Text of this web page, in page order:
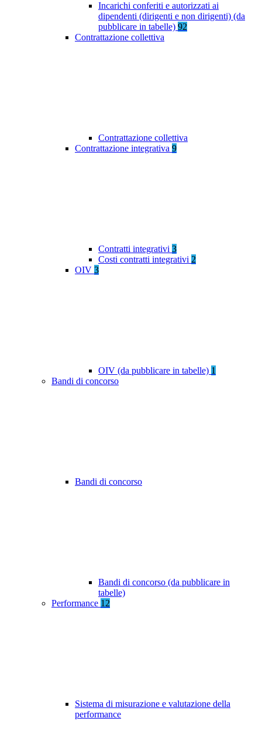
Incarichi conferiti e autorizzati ai
dipendenti (dirigenti e non dirigenti) (da
pubblicare in tabelle) 92
Contrattazione collettiva
Contrattazione collettiva
Contrattazione integrativa 9
Contratti integrativi 3
Costi contratti integrativi 2
OIV 3
OIV (da pubblicare in tabelle) 1
Bandi di concorso
Bandi di concorso
Bandi di concorso (da pubblicare in
tabelle)
Performance 12
Sistema di misurazione e valutazione della
performance